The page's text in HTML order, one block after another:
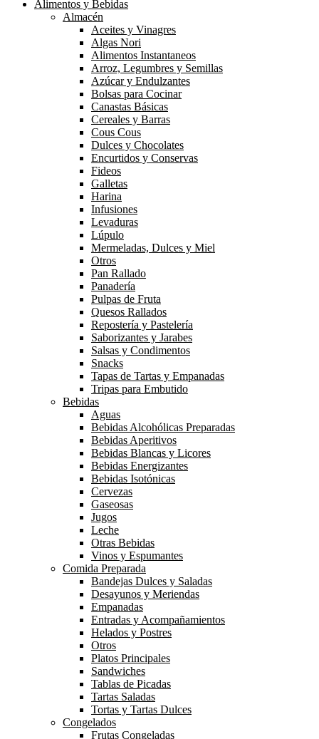
Alimentos y Bebidas
Almacén
Aceites y Vinagres
Algas Nori
Alimentos Instantaneos
Arroz, Legumbres y Semillas
Azúcar y Endulzantes
Bolsas para Cocinar
Canastas Básicas
Cereales y Barras
Cous Cous
Dulces y Chocolates
Encurtidos y Conservas
Fideos
Galletas
Harina
Infusiones
Levaduras
Lúpulo
Mermeladas, Dulces y Miel
Otros
Pan Rallado
Panadería
Pulpas de Fruta
Quesos Rallados
Repostería y Pastelería
Saborizantes y Jarabes
Salsas y Condimentos
Snacks
Tapas de Tartas y Empanadas
Tripas para Embutido
Bebidas
Aguas
Bebidas Alcohólicas Preparadas
Bebidas Aperitivos
Bebidas Blancas y Licores
Bebidas Energizantes
Bebidas Isotónicas
Cervezas
Gaseosas
Jugos
Leche
Otras Bebidas
Vinos y Espumantes
Comida Preparada
Bandejas Dulces y Saladas
Desayunos y Meriendas
Empanadas
Entradas y Acompañamientos
Helados y Postres
Otros
Platos Principales
Sandwiches
Tablas de Picadas
Tartas Saladas
Tortas y Tartas Dulces
Congelados
Frutas Congeladas